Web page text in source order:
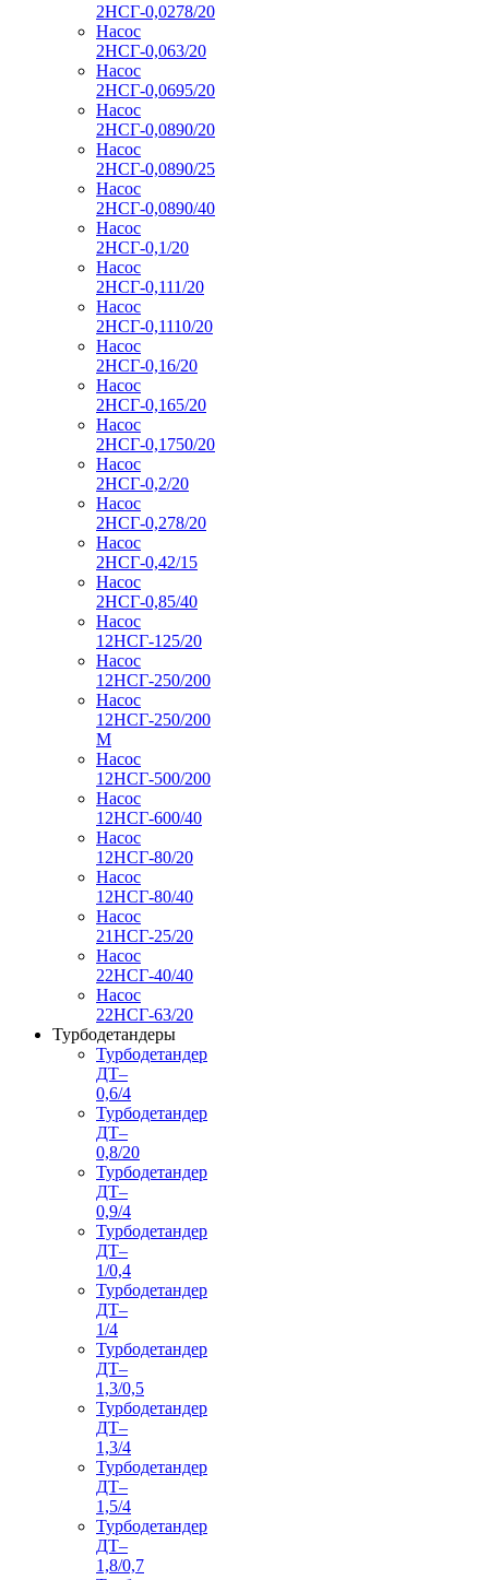
2НСГ-0,0278/20
Насос
2НСГ-0,063/20
Насос
2НСГ-0,0695/20
Насос
2НСГ-0,0890/20
Насос
2НСГ-0,0890/25
Насос
2НСГ-0,0890/40
Насос
2НСГ-0,1/20
Насос
2НСГ-0,111/20
Насос
2НСГ-0,1110/20
Насос
2НСГ-0,16/20
Насос
2НСГ-0,165/20
Насос
2НСГ-0,1750/20
Насос
2НСГ-0,2/20
Насос
2НСГ-0,278/20
Насос
2НСГ-0,42/15
Насос
2НСГ-0,85/40
Насос
12НСГ-125/20
Насос
12НСГ-250/200
Насос
12НСГ-250/200
М
Насос
12НСГ-500/200
Насос
12НСГ-600/40
Насос
12НСГ-80/20
Насос
12НСГ-80/40
Насос
21НСГ-25/20
Насос
22НСГ-40/40
Насос
22НСГ-63/20
Турбодетандеры
Турбодетандер
ДТ–
0,6/4
Турбодетандер
ДТ–
0,8/20
Турбодетандер
ДТ–
0,9/4
Турбодетандер
ДТ–
1/0,4
Турбодетандер
ДТ–
1/4
Турбодетандер
ДТ–
1,3/0,5
Турбодетандер
ДТ–
1,3/4
Турбодетандер
ДТ–
1,5/4
Турбодетандер
ДТ–
1,8/0,7